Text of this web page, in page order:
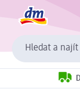
Hledat a najít